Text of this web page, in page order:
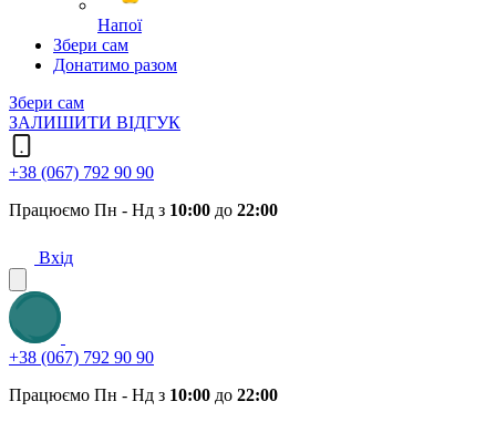
Напої
Збери сам
Донатимо разом
Збери сам
ЗАЛИШИТИ ВІДГУК
+38 (067) 792 90 90
Працюємо Пн - Нд з 10:00 до 22:00
Вхід
+38 (067) 792 90 90
Працюємо Пн - Нд з 10:00 до 22:00